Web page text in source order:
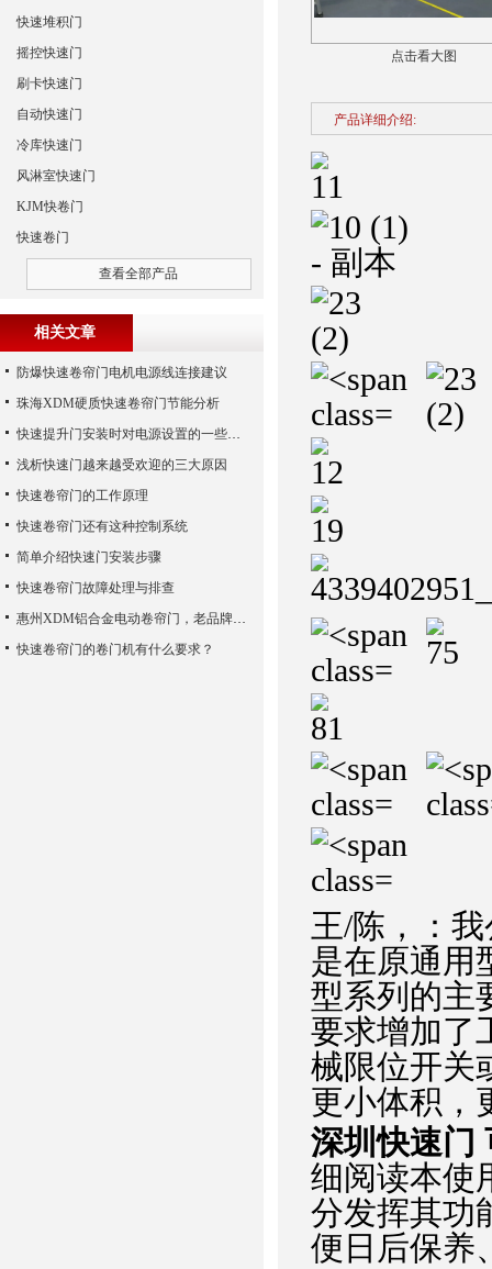
点击看大图
产品详细介绍:
王/陈，：
是在原通用
型系列的主
要求增加了
械限位开关
更小体积，
深圳快速门
细阅读本使
分发挥其功
便日后保养
快速堆积门
摇控快速门
刷卡快速门
自动快速门
冷库快速门
风淋室快速门
KJM快卷门
快速卷门
查看全部产品
相关文章
防爆快速卷帘门电机电源线连接建议
珠海XDM硬质快速卷帘门节能分析
快速提升门安装时对电源设置的一些要求-兴德门业
浅析快速门越来越受欢迎的三大原因
快速卷帘门的工作原理
快速卷帘门还有这种控制系统
简单介绍快速门安装步骤
快速卷帘门故障处理与排查
惠州XDM铝合金电动卷帘门，老品牌值得信赖
快速卷帘门的卷门机有什么要求？